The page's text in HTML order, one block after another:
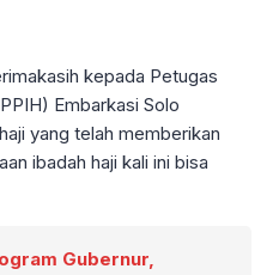
kepada Petugas
Embarkasi Solo
yang telah memberikan
ibadah haji kali ini bisa
Gubernur,